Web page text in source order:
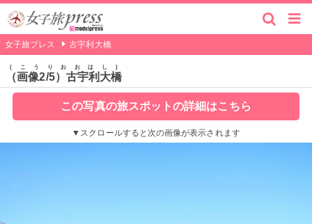
女子旅プレス 古宇利大橋
（画像2/5）古宇利大橋
こうりおおはし
この写真の旅スポットの詳細はこちら
▼スクロールすると次の画像が表示されます